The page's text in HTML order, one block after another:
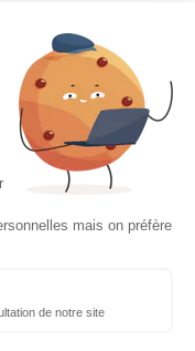
économique et
mais on préfère
de notre site